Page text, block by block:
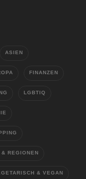
ASIEN
FINANZEN
LGBTIQ
& REGIONEN
& VEGAN